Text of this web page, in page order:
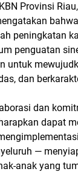
Provinsi
peningkatan
penguatan
untuk
dan
dan
dapat
—
anak yang